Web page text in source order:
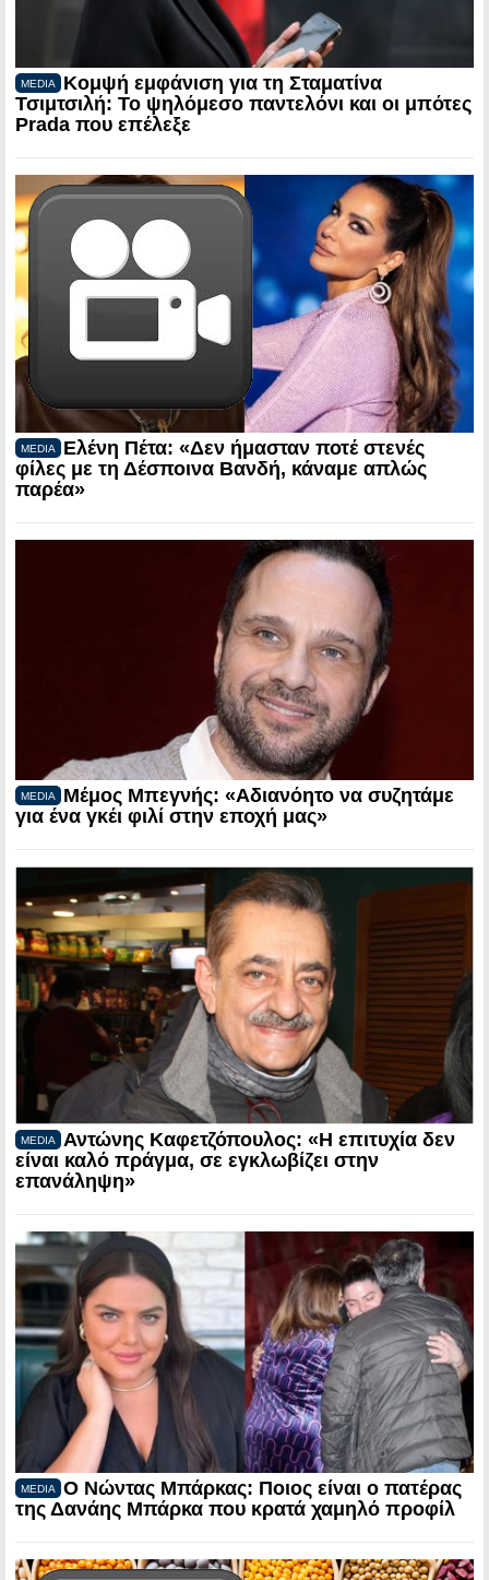
MEDIA
Κομψή εμφάνιση για τη Σταματίνα
Τσιμτσιλή: Το ψηλόμεσο παντελόνι και οι μπότες
Prada που επέλεξε
MEDIA
Ελένη Πέτα: «Δεν ήμασταν ποτέ στενές
φίλες με τη Δέσποινα Βανδή, κάναμε απλώς
παρέα»
MEDIA
Μέμος Μπεγνής: «Αδιανόητο να συζητάμε
για ένα γκέι φιλί στην εποχή μας»
MEDIA
Αντώνης Καφετζόπουλος: «Η επιτυχία δεν
είναι καλό πράγμα, σε εγκλωβίζει στην
επανάληψη»
MEDIA
Ο Νώντας Μπάρκας: Ποιος είναι ο πατέρας
της Δανάης Μπάρκα που κρατά χαμηλό προφίλ